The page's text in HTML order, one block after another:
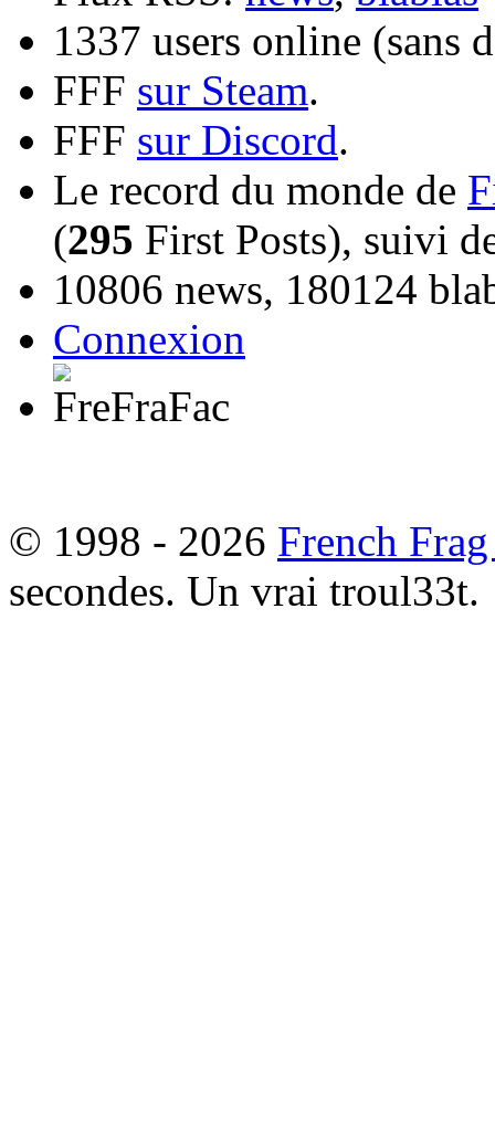
1337 users online (sans
FFF sur Steam.
FFF sur Discord.
Le record du monde de
(295 First Posts), suivi
10806 news, 180124
Connexion
© 1998 - 2026 French
secondes. Un vrai troul33t.